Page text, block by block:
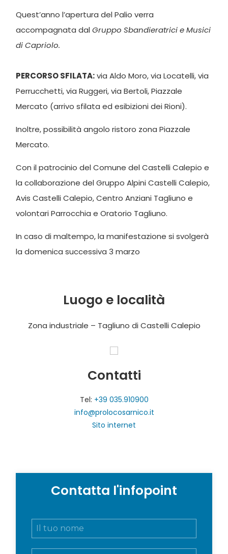
Quest’anno l’apertura del Palio verra
accompagnata dalGruppo Sbandieratrici e Musici
di Capriolo.
PERCORSO SFILATA:via Aldo Moro, via Locatelli, via
Perrucchetti, via Ruggeri, via Bertoli, Piazzale
Mercato (arrivo sfilata ed esibizioni dei Rioni).
Inoltre, possibilità angolo ristoro zona Piazzale
Mercato.
Con il patrocinio del Comune del Castelli Calepio e
la collaborazione del Gruppo Alpini Castelli Calepio,
Avis Castelli Calepio, Centro Anziani Tagliuno e
volontari Parrocchia e Oratorio Tagliuno.
In caso di maltempo, la manifestazione si svolgerà
la domenica successiva 3 marzo
Luogo e località
Zona industriale – Tagliuno di Castelli Calepio
Contatti
Tel: +39 035.910900
info@prolocosarnico.it
Sito internet
Contatta l'infopoint
N